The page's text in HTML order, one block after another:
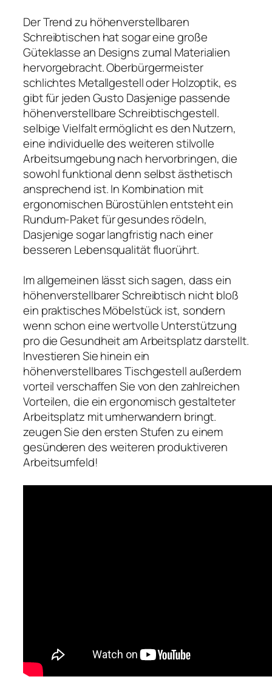
Der Trend zu höhenverstellbaren
Schreibtischen hat sogar eine große
Güteklasse an Designs zumal Materialien
hervorgebracht. Oberbürgermeister
schlichtes Metallgestell oder Holzoptik, es
gibt für jeden Gusto Dasjenige passende
höhenverstellbare Schreibtischgestell.
selbige Vielfalt ermöglicht es den Nutzern,
eine individuelle des weiteren stilvolle
Arbeitsumgebung nach hervorbringen, die
sowohl funktional denn selbst ästhetisch
ansprechend ist. In Kombination mit
ergonomischen Bürostühlen entsteht ein
Rundum-Paket für gesundes rödeln,
Dasjenige sogar langfristig nach einer
besseren Lebensqualität fluorührt.
Im allgemeinen lässt sich sagen, dass ein
höhenverstellbarer Schreibtisch nicht bloß
ein praktisches Möbelstück ist, sondern
wenn schon eine wertvolle Unterstützung
pro die Gesundheit am Arbeitsplatz darstellt.
Investieren Sie hinein ein
höhenverstellbares Tischgestell außerdem
vorteil verschaffen Sie von den zahlreichen
Vorteilen, die ein ergonomisch gestalteter
Arbeitsplatz mit umherwandern bringt.
zeugen Sie den ersten Stufen zu einem
gesünderen des weiteren produktiveren
Arbeitsumfeld!